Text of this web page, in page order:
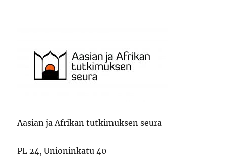
Aasian ja Afrikan tutkimuksen seura
PL 24, Unioninkatu 40